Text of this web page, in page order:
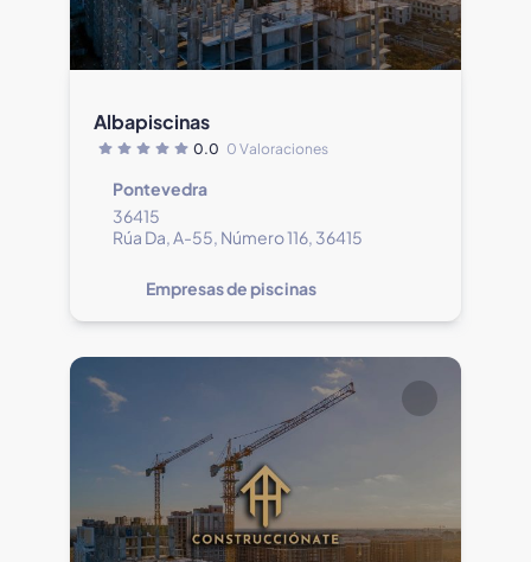
Albapiscinas
0.0 0 Valoraciones
Pontevedra
36415
Rúa Da, A-55, Número 116, 36415
Empresas de piscinas